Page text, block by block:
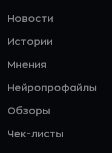
Новости
Истории
Мнения
Нейропрофайлы
Обзоры
Чек-листы